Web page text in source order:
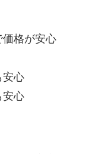
格が安心
安心
安心